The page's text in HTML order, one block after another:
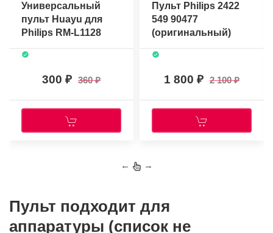
Универсальный
пульт Huayu для
Philips RM-L1128
300 360
Пульт Philips 2422
549 90477
(оригинальный)
1 800 2 100
← →
Пульт подходит для
аппаратуры (список не